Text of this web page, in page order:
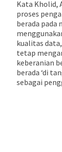
Kata Kholid,
proses
berada pada
kualitas
tetap
keberanian
berada ‘di
sebagai